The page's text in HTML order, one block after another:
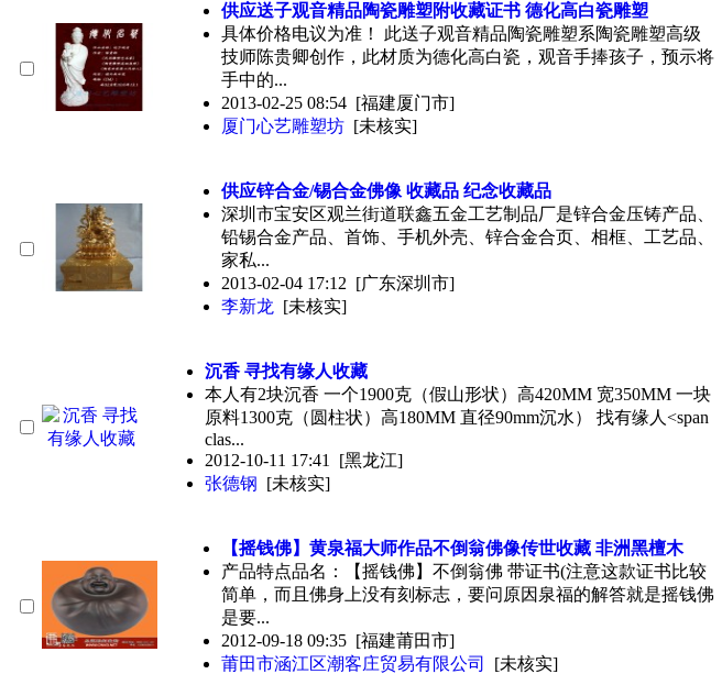
供应送子观音精品陶瓷雕塑附收藏证书 德化高白瓷雕塑
具体价格电议为准！ 此送子观音精品陶瓷雕塑系陶瓷雕塑高级
技师陈贵卿创作，此材质为德化高白瓷，观音手捧孩子，预示将
手中的...
2013-02-25 08:54 [福建厦门市]
厦门心艺雕塑坊 [未核实]
供应锌合金/锡合金佛像 收藏品 纪念收藏品
深圳市宝安区观兰街道联鑫五金工艺制品厂是锌合金压铸产品、
铅锡合金产品、首饰、手机外壳、锌合金合页、相框、工艺品、
家私...
2013-02-04 17:12 [广东深圳市]
李新龙 [未核实]
沉香 寻找有缘人收藏
本人有2块沉香 一个1900克（假山形状）高420MM 宽350MM 一块
原料1300克（圆柱状）高180MM 直径90mm沉水） 找有缘人<span
clas...
2012-10-11 17:41 [黑龙江]
张德钢 [未核实]
【摇钱佛】黄泉福大师作品不倒翁佛像传世收藏 非洲黑檀木
产品特点品名：【摇钱佛】不倒翁佛 带证书(注意这款证书比较
简单，而且佛身上没有刻标志，要问原因泉福的解答就是摇钱佛
是要...
2012-09-18 09:35 [福建莆田市]
莆田市涵江区潮客庄贸易有限公司
[未核实]